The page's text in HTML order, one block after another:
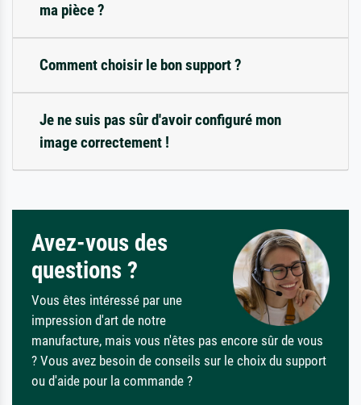
ma pièce ?
Comment choisir le bon support ?
Je ne suis pas sûr d'avoir configuré mon
image correctement !
Avez-vous des
questions ?
Vous êtes intéressé par une
impression d'art de notre
manufacture, mais vous n'êtes pas encore sûr de vous
? Vous avez besoin de conseils sur le choix du support
ou d'aide pour la commande ?